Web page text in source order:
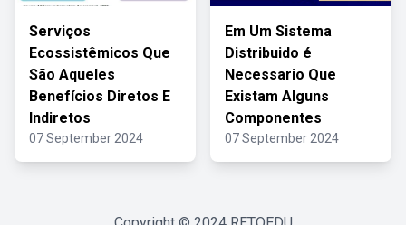
Serviços
Ecossistêmicos Que
São Aqueles
Benefícios Diretos E
Indiretos
07 September 2024
Em Um Sistema
Distribuido é
Necessario Que
Existam Alguns
Componentes
07 September 2024